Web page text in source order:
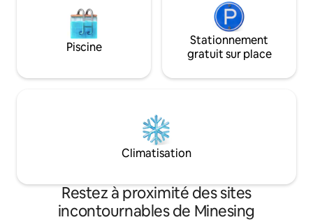
Piscine
Stationnement
gratuit sur place
Climatisation
Restez à proximité des sites
incontournables de Minesing